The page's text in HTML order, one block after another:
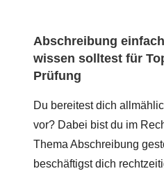
Abschreibung
wissen solltest für
Prüfung
Du bereitest dich
vor? Dabei bist du im
Thema Abschreibung
beschäftigst dich